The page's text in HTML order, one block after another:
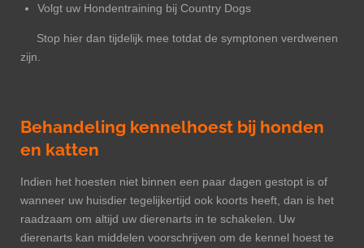
Volgt uw Hondentraining bij Country Dogs
Stop hier dan tijdelijk mee totdat de symptonen verdwenen
zijn.
Behandeling kennelhoest bij honden
en katten
Indien het hoesten niet binnen een paar dagen gestopt is of
wanneer uw huisdier tegelijkertijd ook koorts heeft, dan is het
raadzaam om altijd uw dierenarts in te schakelen. Uw
dierenarts kan middelen voorschrijven om de kennel hoest te